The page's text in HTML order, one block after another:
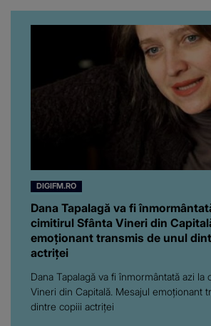
artistă
pe toți.
chiar a
DIGIFM.RO
Dana Tapalagă va fi
cimitirul Sfânta Vineri din
emoționant transmis de unul
actriței
Dana Tapalagă va fi înmormântată azi la
Vineri din Capitală. Mesajul emoționant
dintre copiii actriței